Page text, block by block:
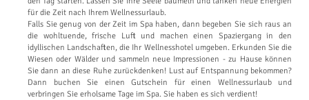
für die Zeit nach Ihrem Wellnessurlaub.
Falls Sie genug von der Zeit im Spa haben, dann begeben Sie sich raus an
die wohltuende, frische Luft und machen einen Spaziergang in den
idyllischen Landschaften, die Ihr Wellnesshotel umgeben. Erkunden Sie die
Wiesen oder Wälder und sammeln neue Impressionen - zu Hause können
Sie dann an diese Ruhe zurückdenken! Lust auf Entspannung bekommen?
Dann buchen Sie einen Gutschein für einen Wellnessurlaub und
verbringen Sie erholsame Tage im Spa. Sie haben es sich verdient!